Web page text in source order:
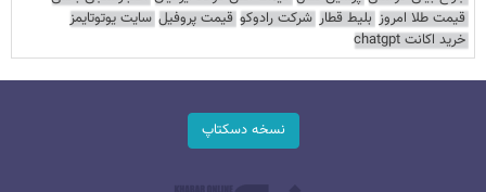
قیمت طلا امروز بلیط قطار شرکت رادوکو قیمت پروفیل سایت یوتوتایمز
خرید اکانت chatgpt
نسخه دسکتاپ